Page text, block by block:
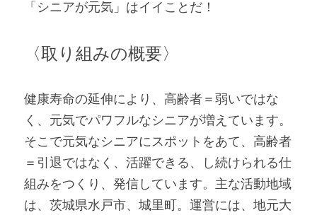
「シニアが元気」はイイことだ！
〈取り組みの概要〉
健康寿命の延伸により、高齢者＝弱いではな
く、元気でパワフルなシニアが増えています。
そこで元気なシニアにスポットをあて、高齢者
＝引退ではなく、活躍できる、し続けられる仕
組みをつくり、発信しています。主な活動地域
は、茨城県水戸市、城里町。運営には、地元大